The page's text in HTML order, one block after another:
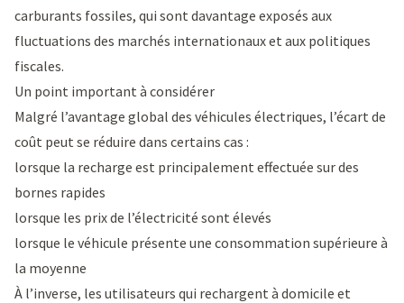
carburants fossiles, qui sont davantage exposés aux
fluctuations des marchés internationaux et aux politiques
fiscales.
Un point important à considérer
Malgré l’avantage global des véhicules électriques, l’écart de
coût peut se réduire dans certains cas :
lorsque la recharge est principalement effectuée sur des
bornes rapides
lorsque les prix de l’électricité sont élevés
lorsque le véhicule présente une consommation supérieure à
la moyenne
À l’inverse, les utilisateurs qui rechargent à domicile et